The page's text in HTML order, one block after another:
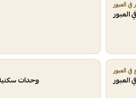
العبور
العبور
العبور
العبور وحدات